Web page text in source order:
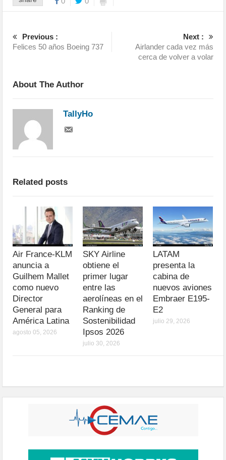
Previous :
Felices 50 años Boeing 737
Next :
Airlander cada vez más
cerca de volver a volar
About The Author
TallyHo
Related posts
Air France-KLM
anuncia a
Guilhem Mallet
como nuevo
Director
General para
América Latina
agosto 05, 2026
SKY Airline
obtiene el
primer lugar
entre las
aerolíneas en el
Ranking de
Sostenibilidad
Ipsos 2026
julio 30, 2026
LATAM
presenta la
cabina de
nuevos aviones
Embraer E195-
E2
julio 29, 2026